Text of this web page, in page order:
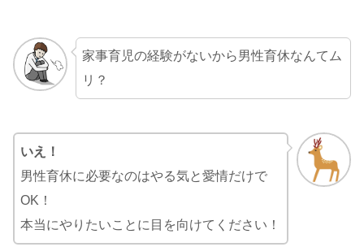
家事育児の経験がないから男性育休なんてム
リ？
いえ！
男性育休に必要なのはやる気と愛情だけで
OK！
本当にやりたいことに目を向けてください！